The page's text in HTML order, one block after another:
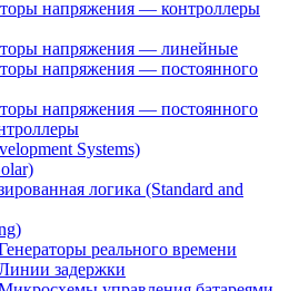
напряжения — контроллеры
напряжения — линейные
напряжения — постоянного
напряжения — постоянного
Systems)
логика (Standard and
реального времени
задержки